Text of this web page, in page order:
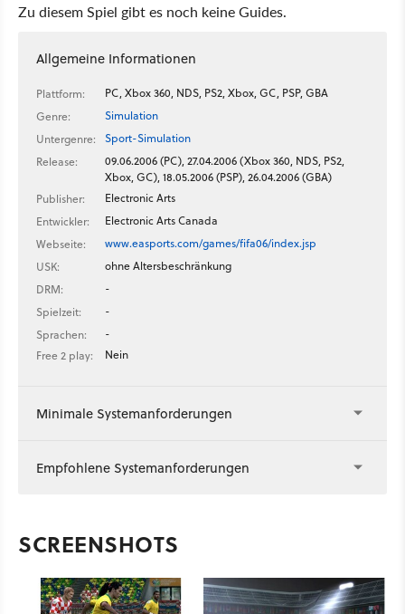
Zu diesem Spiel gibt es noch keine Guides.
Allgemeine Informationen
Plattform:
PC, Xbox 360, NDS, PS2, Xbox, GC, PSP, GBA
Genre:
Simulation
Untergenre:
Sport-Simulation
Release:
09.06.2006 (PC), 27.04.2006 (Xbox 360, NDS, PS2,
Xbox, GC), 18.05.2006 (PSP), 26.04.2006 (GBA)
Publisher:
Electronic Arts
Entwickler:
Electronic Arts Canada
Webseite:
www.easports.com/games/fifa06/index.jsp
USK:
ohne Altersbeschränkung
DRM:
-
Spielzeit:
-
Sprachen:
-
Free 2 play:
Nein
Minimale Systemanforderungen
Empfohlene Systemanforderungen
SCREENSHOTS